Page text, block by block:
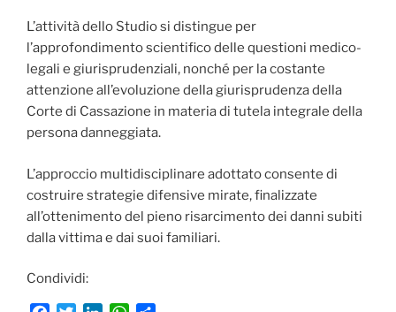
L’attività dello Studio si distingue per
l’approfondimento scientifico delle questioni medico-
legali e giurisprudenziali, nonché per la costante
attenzione all’evoluzione della giurisprudenza della
Corte di Cassazione in materia di tutela integrale della
persona danneggiata.
L’approccio multidisciplinare adottato consente di
costruire strategie difensive mirate, finalizzate
all’ottenimento del pieno risarcimento dei danni subiti
dalla vittima e dai suoi familiari.
Condividi: